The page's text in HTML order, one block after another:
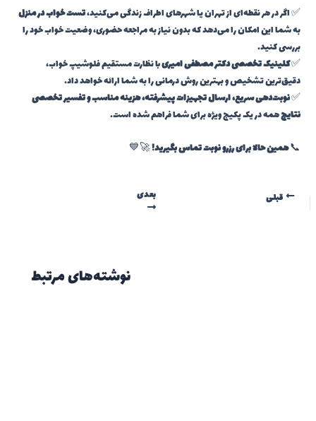
✅ اگر در هر نقطه‌ای از تهران یا شهرهای اطراف زندگی می‌کنید،تست خواب در منزل
به شما این امکان را می‌دهد که بدون نیاز به مراجعه حضوری، وضعیت خواب خود را
بررسی کنید.
✅کلینیک تخصصی دکتر مصطفی امیریبا نظارت مستقیم فلوشیپ خواب،
دقیق‌ترین تشخیص و بهترین روش درمانی را به شما ارائه خواهد داد.
✅نوبت‌دهی سریع، ارسال تجهیزات پیشرفته، هزینه مناسب و تفسیر تخصصی
نتایجهمه در یک پکیج ویژه برای شما فراهم شده است.
📞همین حالا برای رزرو نوبت تماس بگیرید!🚀💙
قبلی بعدی
نوشته‌های مرتبط